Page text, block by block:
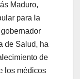
Maduro,
para la
de Salud, ha
de
los médicos